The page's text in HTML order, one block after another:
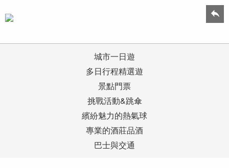
城市一日遊
多日行程精選遊
景點門票
挑戰活動&跳傘
繽紛魅力的熱氣球
專業的酒莊品酒
巴士與交通